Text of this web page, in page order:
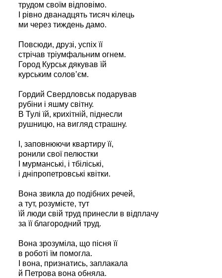
трудом своїм відповімо.
І рівно дванадцять тисяч кілець
ми через тиждень дамо.
Повсюди, друзі, успіх її
стрічав тріумфальним огнем.
Город Курськ дякував їй
курським солов’єм.
Гордий Свердловськ подарував
рубіни і яшму світну.
В Тулі їй, крихітній, піднесли
рушницю, на вигляд страшну.
І, заповнюючи квартиру її,
ронили свої пелюстки
І мурманські, і тбіліські,
і дніпропетровські квітки.
Вона звикла до подібних речей,
а тут, розумієте, тут
їй люди свій труд принесли в відплачу
за її благородний труд.
Вона зрозуміла, що пісня її
в роботі їм помогла.
І вона, признатись, заплакала
й Петрова вона обняла.